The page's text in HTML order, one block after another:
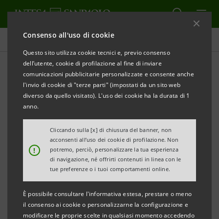
Consenso all'uso di cookie
Questo sito utilizza cookie tecnici e, previo consenso
dell’utente, cookie di profilazione al fine di inviare
comunicazioni pubblicitarie personalizzate e consente anche
l'invio di cookie di "terze parti" (impostati da un sito web
diverso da quello visitato). L'uso dei cookie ha la durata di 1
anno.
!
Cliccando sulla [x] di chiusura del banner, non
acconsenti all’uso dei cookie di profilazione. Non
potremo, perciò, personalizzare la tua esperienza
di navigazione, né offrirti contenuti in linea con le
tue preferenze o i tuoi comportamenti online.
È possibile consultare l'informativa estesa, prestare o meno
il consenso ai cookie o personalizzarne la configurazione e
modificare le proprie scelte in qualsiasi momento accedendo
Governance
Delibere consiliari
ALERT STAMPA AGGIORNA
Filtra per Anno
CONSIGLIO DI AMMINISTRAZIONE